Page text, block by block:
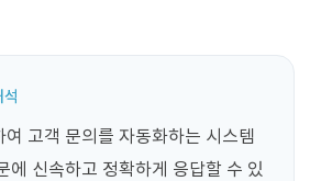
고객 문의를 자동화하는 시스템
에 신속하고 정확하게 응답할 수 있